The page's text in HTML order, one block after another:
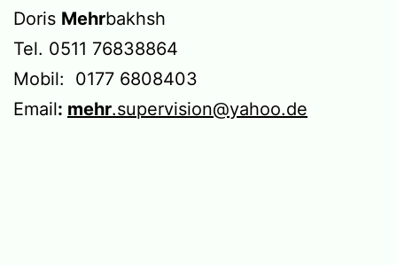
Doris Mehrbakhsh
Tel. 0511 76838864
Mobil: 0177 6808403
Email: mehr.supervision@yahoo.de